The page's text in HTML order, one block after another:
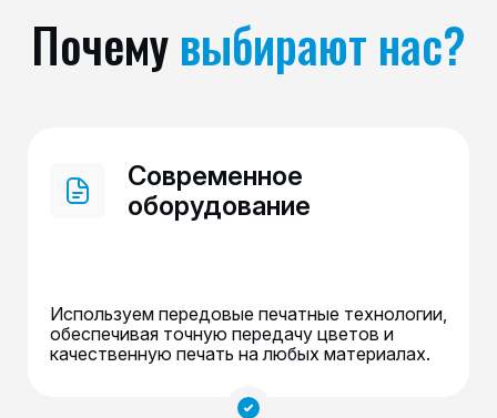
Почемувыбирают нас?
Современное
оборудование
Используем передовые печатные технологии,
обеспечивая точную передачу цветов и
качественную печать на любых материалах.